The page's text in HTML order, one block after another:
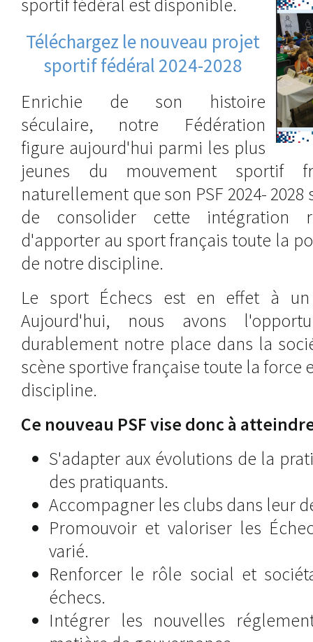
Téléchargez le nouveau projet
sportif fédéral 2024-2028
Enrichie de son histoire
séculaire, notre Fédération
figure aujourd'hui parmi les plus
jeunes du mouvement sportif
naturellement que son PSF 2024-
de consolider cette intégration
d'apporter au sport français toute la
de notre discipline.
Le sport Échecs est en effet à un
Aujourd'hui, nous avons
durablement notre place dans la
scène sportive française toute la force
discipline.
Ce nouveau PSF vise donc à
S'adapter aux évolutions de la
des pratiquants.
Accompagner les clubs dans leur
Promouvoir et valoriser les
varié.
Renforcer le rôle social et
échecs.
Intégrer les nouvelles